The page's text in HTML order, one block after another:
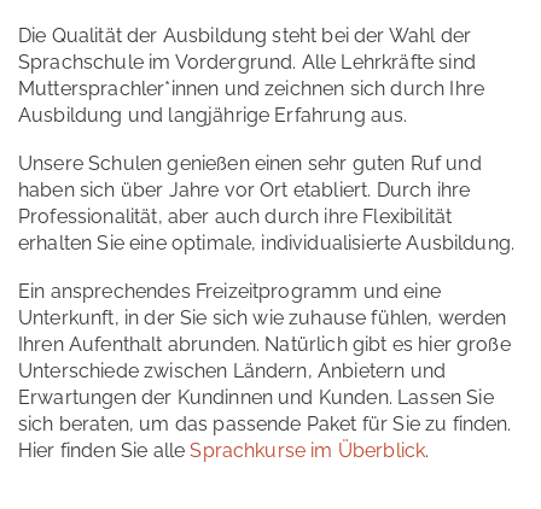
Die Qualität der Ausbildung steht bei der Wahl der
Sprachschule im Vordergrund. Alle Lehrkräfte sind
Muttersprachler*innen und zeichnen sich durch Ihre
Ausbildung und langjährige Erfahrung aus.
Unsere Schulen genießen einen sehr guten Ruf und
haben sich über Jahre vor Ort etabliert. Durch ihre
Professionalität, aber auch durch ihre Flexibilität
erhalten Sie eine optimale, individualisierte Ausbildung.
Ein ansprechendes Freizeitprogramm und eine
Unterkunft, in der Sie sich wie zuhause fühlen, werden
Ihren Aufenthalt abrunden. Natürlich gibt es hier große
Unterschiede zwischen Ländern, Anbietern und
Erwartungen der Kundinnen und Kunden. Lassen Sie
sich beraten, um das passende Paket für Sie zu finden.
Hier finden Sie alleSprachkurse im Überblick.